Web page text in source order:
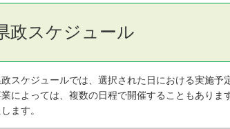
政スケジュール
ケジュールでは、選択された日における実施予
よっては、複数の日程で開催することもありま
ます。